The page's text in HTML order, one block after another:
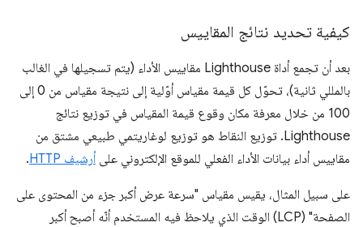
كيفية تحديد نتائج المقاييس
بعد أن تجمع أداة Lighthouse مقاييس الأداء (يتم تسجيلها في الغالب
بالمللي ثانية)، تحوّل كل قيمة مقياس أوّلية إلى نتيجة مقياس من 0 إلى
100 من خلال معرفة مكان وقوع قيمة المقياس في توزيع نتائج
Lighthouse. توزيع النقاط هو توزيع لوغاريتمي طبيعي مشتق من
مقاييس أداء بيانات الأداء الفعلي للموقع الإلكتروني على أرشيف HTTP .
على سبيل المثال، يقيس مقياس "سرعة عرض أكبر جزء من المحتوى على
الصفحة" (LCP) الوقت الذي يلاحظ فيه المستخدم أنّه أصبح أكبر